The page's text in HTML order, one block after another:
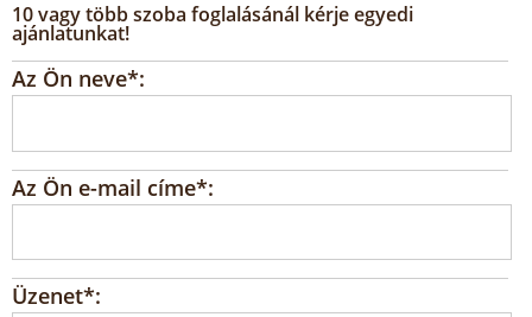
10 vagy több szoba foglalásánál kérje egyedi
ajánlatunkat!
Az Ön neve*:
Az Ön e-mail címe*:
Üzenet*: